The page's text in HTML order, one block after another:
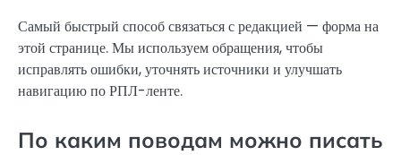
Самый быстрый способ связаться с редакцией — форма на
этой странице. Мы используем обращения, чтобы
исправлять ошибки, уточнять источники и улучшать
навигацию по РПЛ-ленте.
По каким поводам можно писать